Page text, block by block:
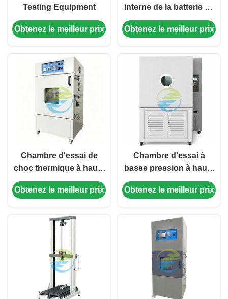
Testing Equipment
Obtenez le meilleur prix
interne de la batterie de
haute précision pour les
batteries au lithium et
Obtenez le meilleur prix
Chambre d'essai de
choc thermique à haute
température de batterie
pour équipement
RT~200°C circulation
uniforme d'air chaud et
chambre d'essai de
400×400×400 mm
Obtenez le meilleur prix
Chambre d'essai à
basse pression à haute
altitude pour les
batteries au lithium
Obtenez le meilleur prix